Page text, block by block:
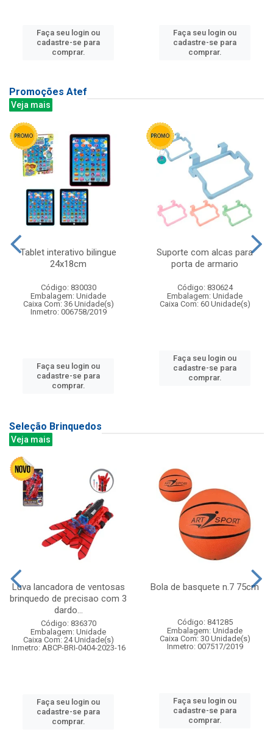
Faça seu login ou
cadastre-se para
comprar.
Faça seu login ou
cadastre-se para
comprar.
Promoções Atef
Veja mais
Tablet interativo bilingue
24x18cm
Código: 830030
Embalagem: Unidade
Caixa Com: 36 Unidade(s)
Inmetro: 006758/2019
Faça seu login ou
cadastre-se para
comprar.
Suporte com alcas para
porta de armario
Código: 830624
Embalagem: Unidade
Caixa Com: 60 Unidade(s)
Faça seu login ou
cadastre-se para
comprar.
Seleção Brinquedos
Veja mais
Luva lancadora de ventosas
brinquedo de precisao com 3
dardo...
Código: 836370
Embalagem: Unidade
Caixa Com: 24 Unidade(s)
Inmetro: ABCP-BRI-0404-2023-16
Faça seu login ou
cadastre-se para
comprar.
Bola de basquete n.7 75cm
Código: 841285
Embalagem: Unidade
Caixa Com: 30 Unidade(s)
Inmetro: 007517/2019
Faça seu login ou
cadastre-se para
comprar.